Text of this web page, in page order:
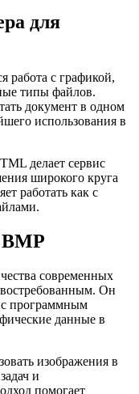
для
работа с графикой,
типы файлов.
документ в одном
использования в
делает сервис
широкого круга
работать как с
современных
Он
с программным
данные в
изображения в
и
помогает